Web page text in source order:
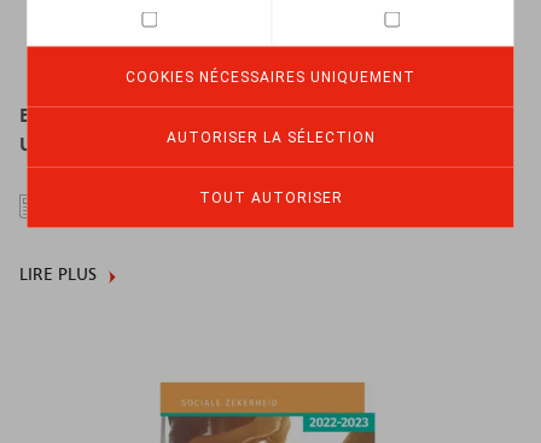
COOKIES NÉCESSAIRES UNIQUEMENT
AUTORISER LA SÉLECTION
TOUT AUTORISER
Eindeloopbaanregelingen voor oudere werknemers :
Uitgave 2023-2024
LIRE PLUS